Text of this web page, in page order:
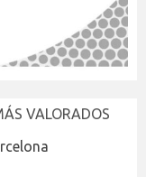
VALORADOS